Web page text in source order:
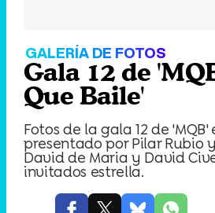
GALERÍA DE FOTOS
Gala 12 de
Que Baile'
Fotos de la gala 12 de 'MQB'
presentado por Pilar Rubio
David de Maria y David
invitados estrella.